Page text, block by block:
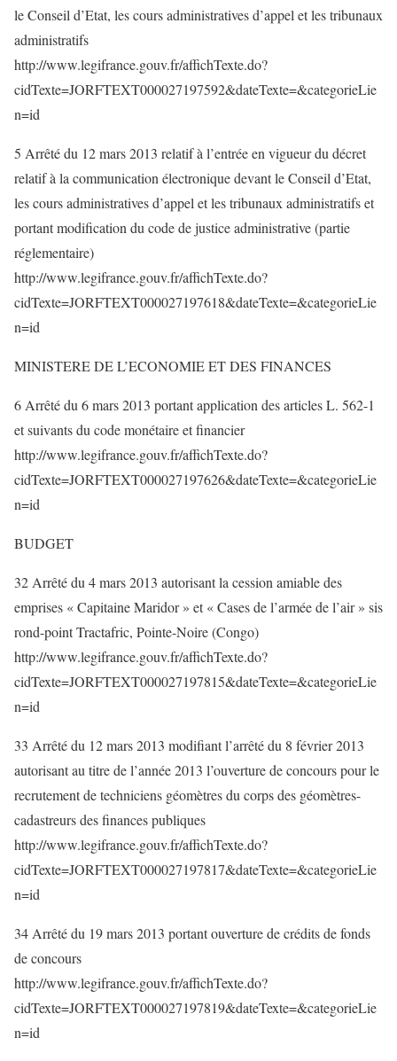
le Conseil d’Etat, les cours administratives d’appel et les tribunaux
administratifs
http://www.legifrance.gouv.fr/affichTexte.do?
cidTexte=JORFTEXT000027197592&dateTexte=&categorieLie
n=id
5 Arrêté du 12 mars 2013 relatif à l’entrée en vigueur du décret
relatif à la communication électronique devant le Conseil d’Etat,
les cours administratives d’appel et les tribunaux administratifs et
portant modification du code de justice administrative (partie
réglementaire)
http://www.legifrance.gouv.fr/affichTexte.do?
cidTexte=JORFTEXT000027197618&dateTexte=&categorieLie
n=id
MINISTERE DE L’ECONOMIE ET DES FINANCES
6 Arrêté du 6 mars 2013 portant application des articles L. 562-1
et suivants du code monétaire et financier
http://www.legifrance.gouv.fr/affichTexte.do?
cidTexte=JORFTEXT000027197626&dateTexte=&categorieLie
n=id
BUDGET
32 Arrêté du 4 mars 2013 autorisant la cession amiable des
emprises « Capitaine Maridor » et « Cases de l’armée de l’air » sis
rond-point Tractafric, Pointe-Noire (Congo)
http://www.legifrance.gouv.fr/affichTexte.do?
cidTexte=JORFTEXT000027197815&dateTexte=&categorieLie
n=id
33 Arrêté du 12 mars 2013 modifiant l’arrêté du 8 février 2013
autorisant au titre de l’année 2013 l’ouverture de concours pour le
recrutement de techniciens géomètres du corps des géomètres-
cadastreurs des finances publiques
http://www.legifrance.gouv.fr/affichTexte.do?
cidTexte=JORFTEXT000027197817&dateTexte=&categorieLie
n=id
34 Arrêté du 19 mars 2013 portant ouverture de crédits de fonds
de concours
http://www.legifrance.gouv.fr/affichTexte.do?
cidTexte=JORFTEXT000027197819&dateTexte=&categorieLie
n=id